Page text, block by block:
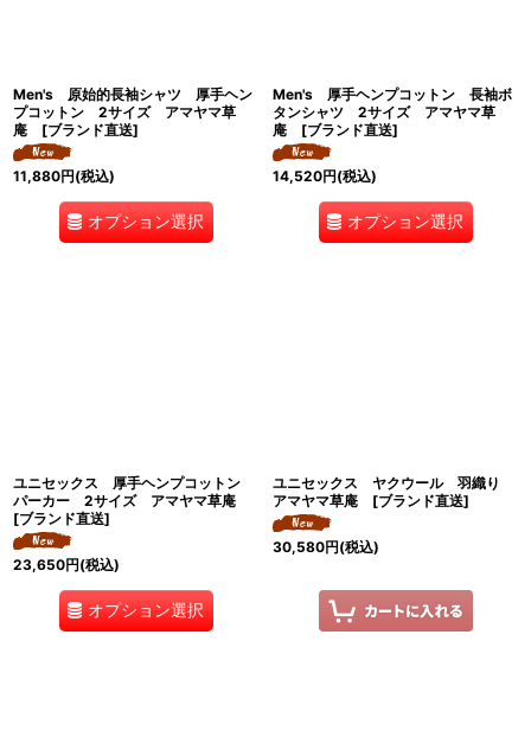
Men's 原始的長袖シャツ 厚手ヘン
プコットン 2サイズ アマヤマ草
庵 [ブランド直送]
11,880円(税込)
オプション選択
Men's 厚手ヘンプコットン 長袖ボ
タンシャツ 2サイズ アマヤマ草
庵 [ブランド直送]
14,520円(税込)
オプション選択
ユニセックス 厚手ヘンプコットン
パーカー 2サイズ アマヤマ草庵
[ブランド直送]
23,650円(税込)
オプション選択
ユニセックス ヤクウール 羽織り
アマヤマ草庵 [ブランド直送]
30,580円(税込)